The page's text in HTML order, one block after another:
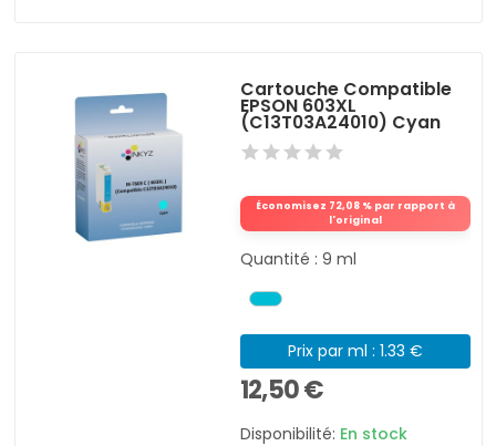
Cartouche Compatible
EPSON 603XL
(C13T03A24010) Cyan
Économisez 72,08 % par rapport à
l'original
Quantité : 9 ml
Prix par ml : 1.33 €
12,50 €
Disponibilité: En stock